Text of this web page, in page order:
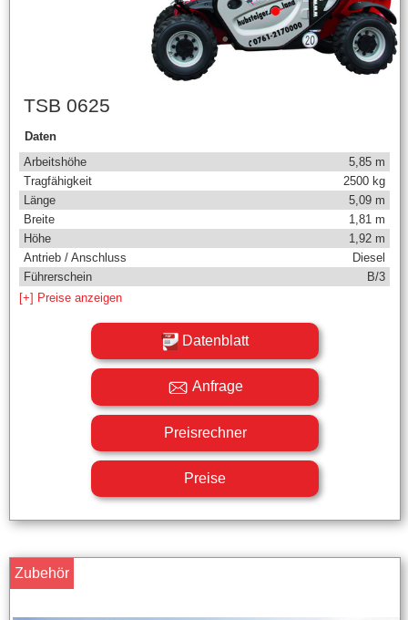
TSB 0625
Daten
Arbeitshöhe
5,85 m
Tragfähigkeit
2500 kg
Länge
5,09 m
Breite
1,81 m
Höhe
1,92 m
Antrieb / Anschluss
Diesel
Führerschein
B/3
[+] Preise anzeigen
Datenblatt
Anfrage
Preisrechner
Preise
Zubehör